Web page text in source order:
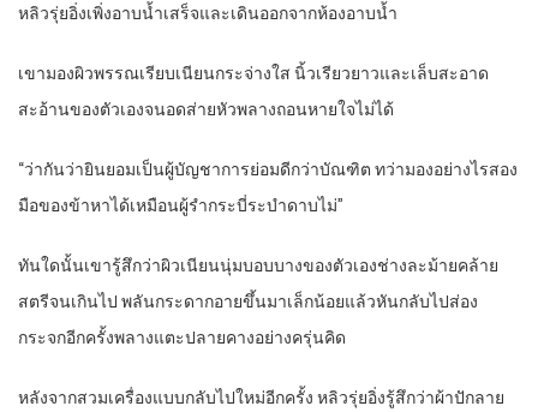
หลิวรุ่ยอิ่งเพิ่งอาบน้ำเสร็จและเดินออกจากห้องอาบน้ำ
เขามองผิวพรรณเรียบเนียนกระจ่างใส นิ้วเรียวยาวและเล็บสะอาด
สะอ้านของตัวเองจนอดส่ายหัวพลางถอนหายใจไม่ได้
“ว่ากันว่ายินยอมเป็นผู้บัญชาการย่อมดีกว่าบัณฑิต ทว่ามองอย่างไรสอง
มือของข้าหาได้เหมือนผู้รำกระบี่ระบำดาบไม่”
ทันใดนั้นเขารู้สึกว่าผิวเนียนนุ่มบอบบางของตัวเองช่างละม้ายคล้าย
สตรีจนเกินไป พลันกระดากอายขึ้นมาเล็กน้อยแล้วหันกลับไปส่อง
กระจกอีกครั้งพลางแตะปลายคางอย่างครุ่นคิด
หลังจากสวมเครื่องแบบกลับไปใหม่อีกครั้ง หลิวรุ่ยอิ่งรู้สึกว่าผ้าปักลาย